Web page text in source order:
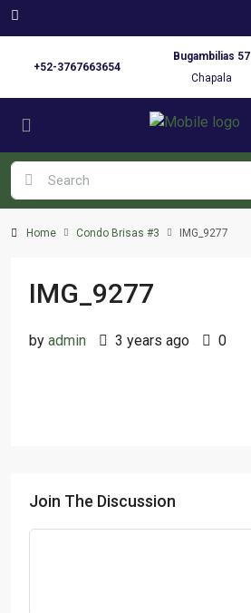
+52-3767663654
Bugambilias 57
Chapala
Home Condo Brisas #3 IMG_9277
IMG_9277
by admin 3 years ago 0
Join The Discussion